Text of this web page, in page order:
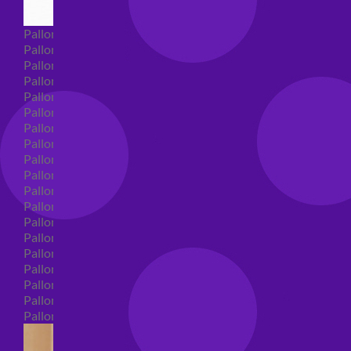
Palloncini Super Shape
Palloncini nascita super shape
Palloncini Battesimo super shape
Palloncini primo compleanno super shape
Palloncini personaggi super shape
Palloncini Comunione super shape
Palloncini cresima super shape
Palloncini laurea super shape
Palloncini compleanno super shape
Palloncini 18 anni super shape
Palloncini 30 anni super shape
Palloncini Altre ricorrenze super shape
Palloncini 40 anni super shape
Palloncini Animali super shape
Palloncini 50 anni super shape
Palloncini 60/70/80/90/100 anni super shape
Palloncini matrimonio super shape
Palloncini anniversario super shape
Palloncini generici super shape